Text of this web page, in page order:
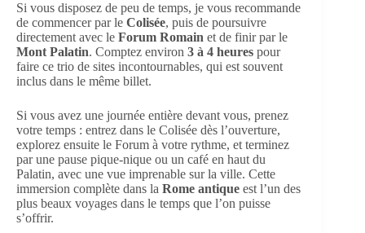
Si vous disposez de peu de temps, je vous recommande
de commencer par le Colisée, puis de poursuivre
directement avec le Forum Romain et de finir par le
Mont Palatin. Comptez environ 3 à 4 heures pour
faire ce trio de sites incontournables, qui est souvent
inclus dans le même billet.
Si vous avez une journée entière devant vous, prenez
votre temps : entrez dans le Colisée dès l’ouverture,
explorez ensuite le Forum à votre rythme, et terminez
par une pause pique-nique ou un café en haut du
Palatin, avec une vue imprenable sur la ville. Cette
immersion complète dans la Rome antique est l’un des
plus beaux voyages dans le temps que l’on puisse
s’offrir.